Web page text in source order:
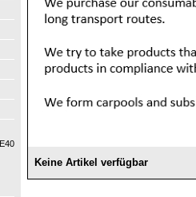
Keine Artikel verfügbar